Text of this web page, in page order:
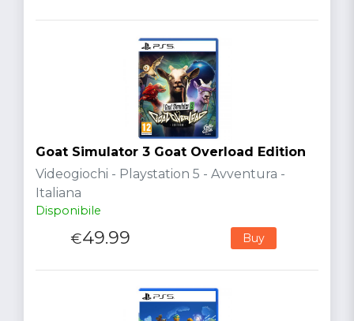
Goat Simulator 3 Goat Overload Edition
Videogiochi - Playstation 5 - Avventura -
Italiana
Disponibile
€49.99 Buy